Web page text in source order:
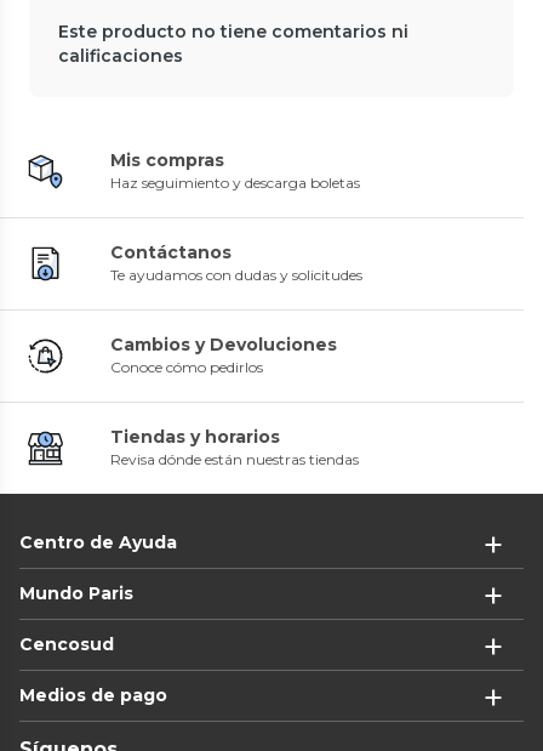
Este producto no tiene comentarios ni
calificaciones
Mis compras
Haz seguimiento y descarga boletas
Contáctanos
Te ayudamos con dudas y solicitudes
Cambios y Devoluciones
Conoce cómo pedirlos
Tiendas y horarios
Revisa dónde están nuestras tiendas
Centro de Ayuda
Mundo Paris
Cencosud
Medios de pago